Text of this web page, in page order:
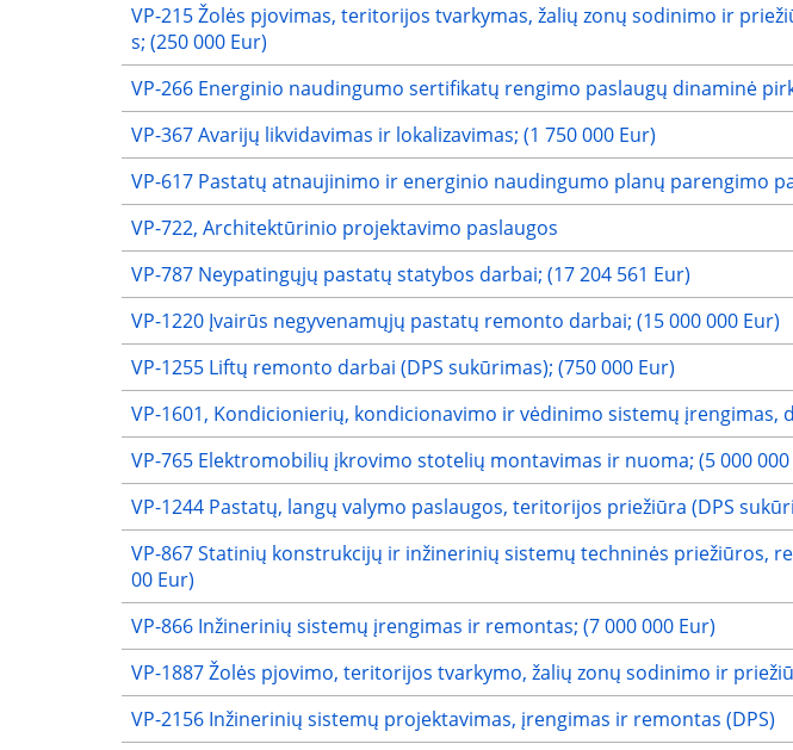
VP-215 Žolės pjovimas, teritorijos tvarkymas, žalių zonų sodinimo ir
s; (250 000 Eur)
VP-266 Energinio naudingumo sertifikatų rengimo paslaugų dinaminė
VP-367 Avarijų likvidavimas ir lokalizavimas; (1 750 000 Eur)
VP-617 Pastatų atnaujinimo ir energinio naudingumo planų parengimo
VP-722, Architektūrinio projektavimo paslaugos
VP-787 Neypatingųjų pastatų statybos darbai; (17 204 561 Eur)
VP-1220 Įvairūs negyvenamųjų pastatų remonto darbai; (15 000 000 Eur)
VP-1255 Liftų remonto darbai (DPS sukūrimas); (750 000 Eur)
VP-1601, Kondicionierių, kondicionavimo ir vėdinimo sistemų įrengimas,
VP-765 Elektromobilių įkrovimo stotelių montavimas ir nuoma; (5 000 000
VP-1244 Pastatų, langų valymo paslaugos, teritorijos priežiūra (DPS
VP-867 Statinių konstrukcijų ir inžinerinių sistemų techninės priežiūros,
00 Eur)
VP-866 Inžinerinių sistemų įrengimas ir remontas; (7 000 000 Eur)
VP-1887 Žolės pjovimo, teritorijos tvarkymo, žalių zonų sodinimo ir
VP-2156 Inžinerinių sistemų projektavimas, įrengimas ir remontas (DPS)